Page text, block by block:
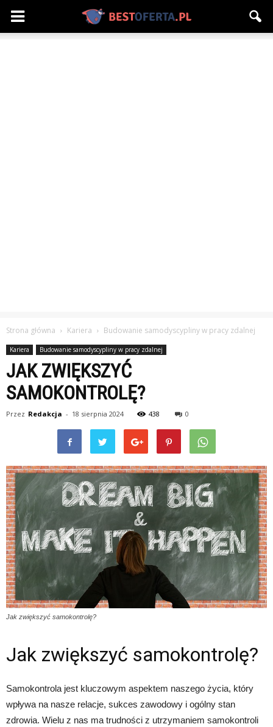
Strona główna Kariera Budowanie samodyscypliny w pracy zdalnej
Kariera Budowanie samodyscypliny w pracy zdalnej
JAK ZWIĘKSZYĆ
SAMOKONTROLĘ?
Przez Redakcja - 18 sierpnia 2024 438 0
Jak zwiększyć samokontrolę?
Jak zwiększyć samokontrolę?
Samokontrola jest kluczowym aspektem naszego życia, który
wpływa na nasze relacje, sukces zawodowy i ogólny stan
zdrowia. Wielu z nas ma trudności z utrzymaniem samokontroli